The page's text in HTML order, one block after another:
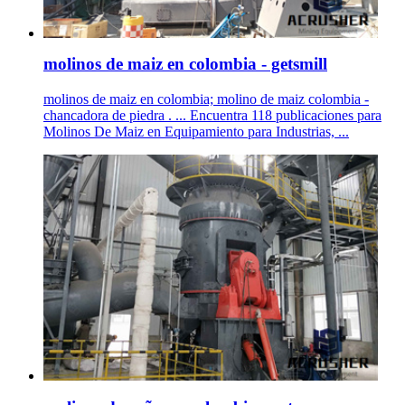
molinos de maiz en colombia - getsmill
molinos de maiz en colombia; molino de maiz colombia -
chancadora de piedra . ... Encuentra 118 publicaciones para
Molinos De Maiz en Equipamiento para Industrias, ...